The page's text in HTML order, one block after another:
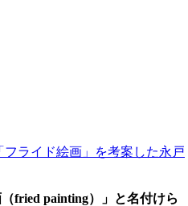
フライド絵画」を考案した永戸
fried painting）」と名付けら